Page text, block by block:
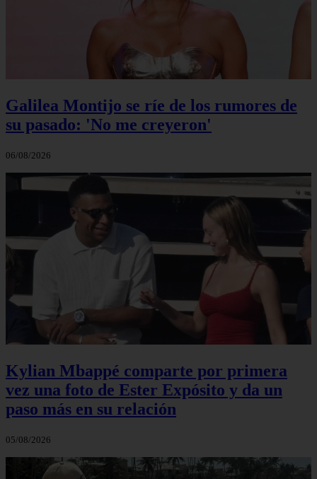
Galilea Montijo se ríe de los rumores de
su pasado: 'No me creyeron'
06/08/2026
Kylian Mbappé comparte por primera
vez una foto de Ester Expósito y da un
paso más en su relación
05/08/2026